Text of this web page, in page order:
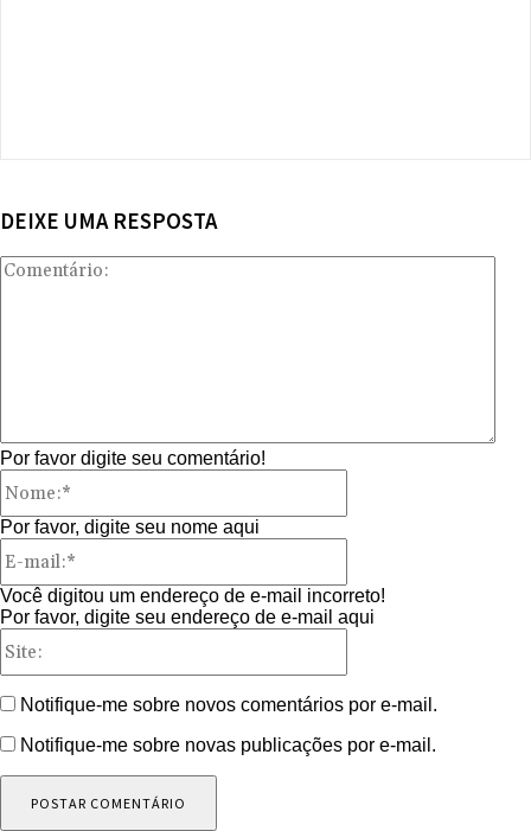
DEIXE UMA RESPOSTA
Por favor digite seu comentário!
Por favor, digite seu nome aqui
Você digitou um endereço de e-mail incorreto!
Por favor, digite seu endereço de e-mail aqui
Notifique-me sobre novos comentários por e-mail.
Notifique-me sobre novas publicações por e-mail.